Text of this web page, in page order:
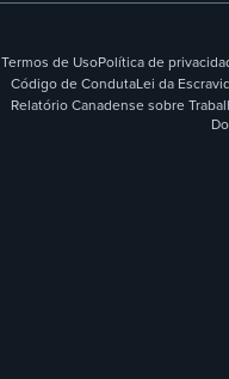
Termos de UsoPolítica de
Código de CondutaLei da
Relatório Canadense sobre